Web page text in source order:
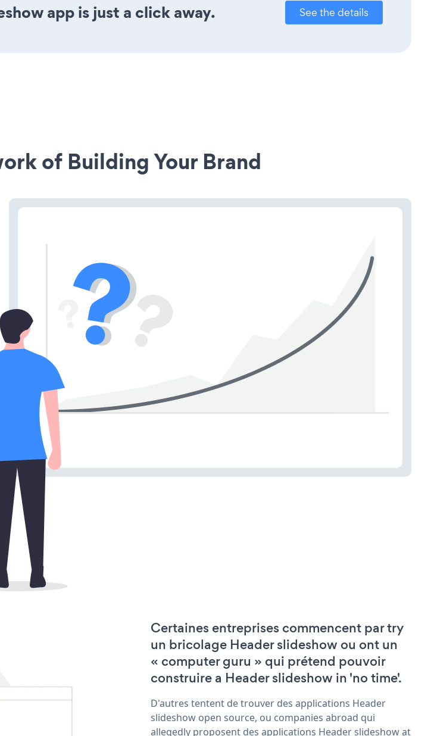
app is just a click away. See the details
of Building Your Brand
Certaines entreprises commencent par try
un bricolage Header slideshow ou ont un
« computer guru » qui prétend pouvoir
construire a Header slideshow in 'no time'.
D'autres tentent de trouver des applications Header
slideshow open source, ou companies abroad qui
allegedly proposent des applications Header slideshow at